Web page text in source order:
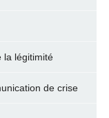
la légitimité
de crise